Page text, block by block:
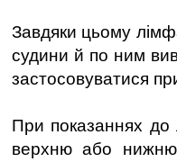
Завдяки цьому
судини й по ним
застосовуватися
При показаннях до
верхню або нижню